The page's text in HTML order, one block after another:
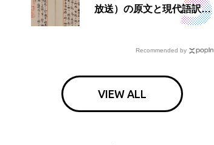
放送）の原文と現代語訳を
読む もう一つの「終戦の
Recommended by
VIEW ALL